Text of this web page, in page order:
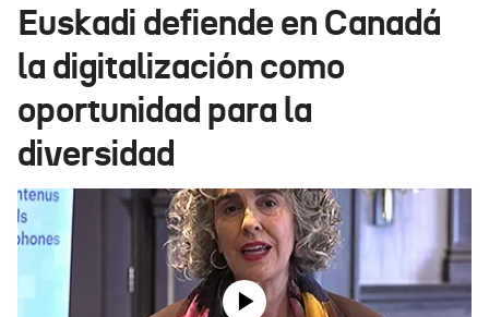
Ikusmiran
Eguraldia
Euskadi defiende en Canadá
la digitalización como
oportunidad para la
diversidad